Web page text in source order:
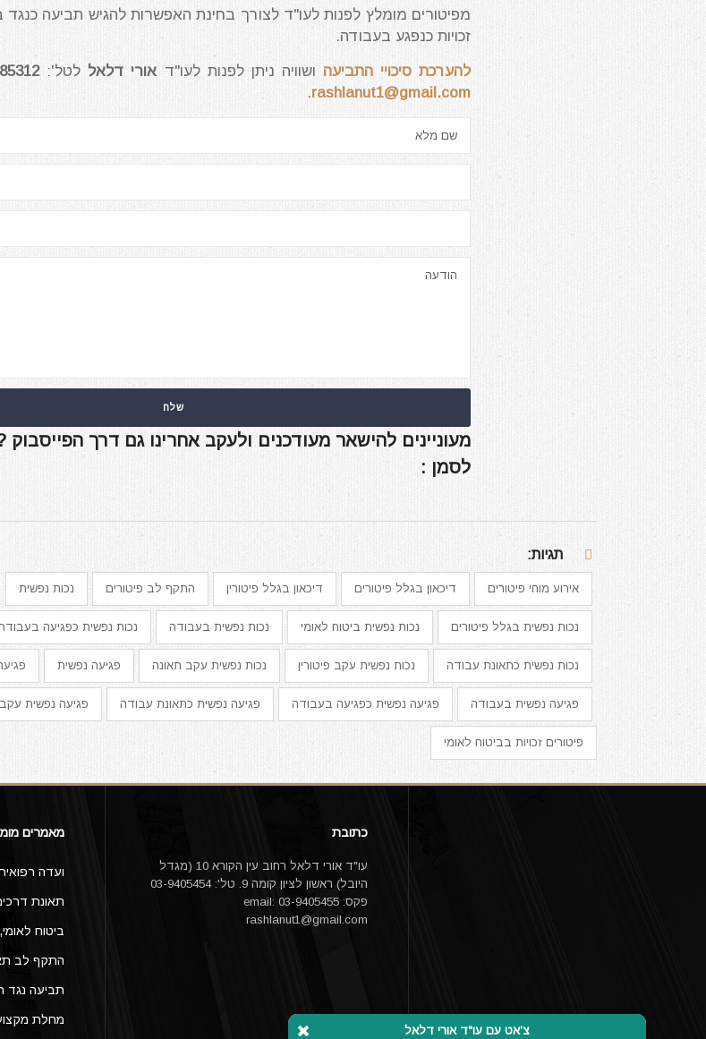
מפיטורים מומלץ לפנות לעו"ד לצורך בחינת האפשרות להגיש תביעה כנגד
זכויות כנפגע בעבודה.
להערכת סיכויי התביעה ושוויה ניתן לפנות לעו"ד אורי דלאל לטל':
rashlanut1@gmail.com
.
מעוניינים להישאר מעודכנים ולעקב אחרינו גם דרך הפייסבוק
לסמן :
תגיות:
אירוע מוחי פיטורים דיכאון בגלל פיטורים דיכאון בגלל פיטורין התקף לב פיטורים נכות נפשית
נכות נפשית בגלל פיטורים נכות נפשית ביטוח לאומי נכות נפשית בעבודה נכות נפשית כפגיעה
נכות נפשית כתאונת עבודה נכות נפשית עקב פיטורין נכות נפשית עקב תאונה פגיעה נפשית
פגיעה נפשית בעבודה פגיעה נפשית כפגיעה בעבודה פגיעה נפשית כתאונת עבודה פגיעה נפשית עקב
פיטורים זכויות בביטוח לאומי
מאמרים
ועדה
תאונת
ביטוח
התקף לב
תביעה נגד
מחלת
כתובת
עו"ד אורי דלאל רחוב עין הקורא 10 (מגדל
היובל) ראשון לציון קומה 9. טל': 03-9405454
פקס: 03-9405455 email:
rashlanut1@gmail.com
צ'אט עם עו"ד אורי דלאל